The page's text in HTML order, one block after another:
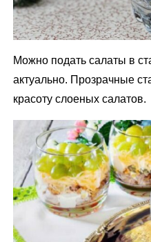
Можно подать салаты в
актуально. Прозрачные
красоту слоеных салатов.